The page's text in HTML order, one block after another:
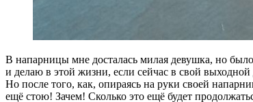
В напарницы мне досталась милая девушка, но
и делаю в этой жизни, если сейчас в свой
Но после того, как, опираясь на руки своей
ещё стою! Зачем! Сколько это ещё будет